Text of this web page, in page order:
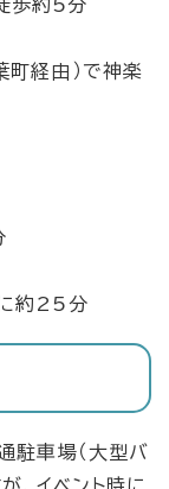
歩約5分
町経由）で神楽
約25分
駐車場（大型バ